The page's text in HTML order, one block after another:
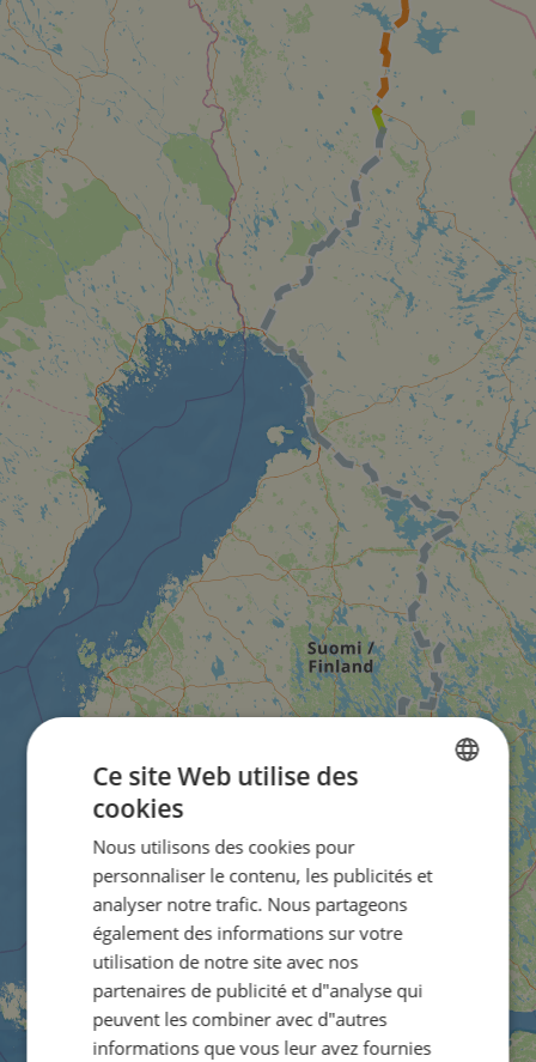
Ce site Web utilise des
cookies
Nous utilisons des cookies pour
personnaliser le contenu, les publicités et
analyser notre trafic. Nous partageons
également des informations sur votre
utilisation de notre site avec nos
partenaires de publicité et d"analyse qui
peuvent les combiner avec d"autres
informations que vous leur avez fournies